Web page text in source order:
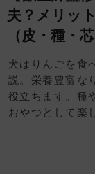
夫？メリッ
（皮・種・
犬はりんごを食
説。栄養豊富な
役立ちます。種
おやつとして楽